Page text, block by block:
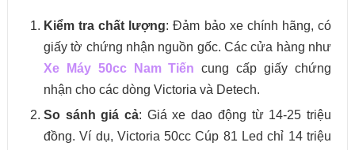
Kiểm tra chất lượng: Đảm bảo xe chính hãng, có
giấy tờ chứng nhận nguồn gốc. Các cửa hàng như
Xe Máy 50cc Nam Tiến cung cấp giấy chứng
nhận cho các dòng Victoria và Detech.
So sánh giá cả: Giá xe dao động từ 14-25 triệu
đồng. Ví dụ, Victoria 50cc Cúp 81 Led chỉ 14 triệu